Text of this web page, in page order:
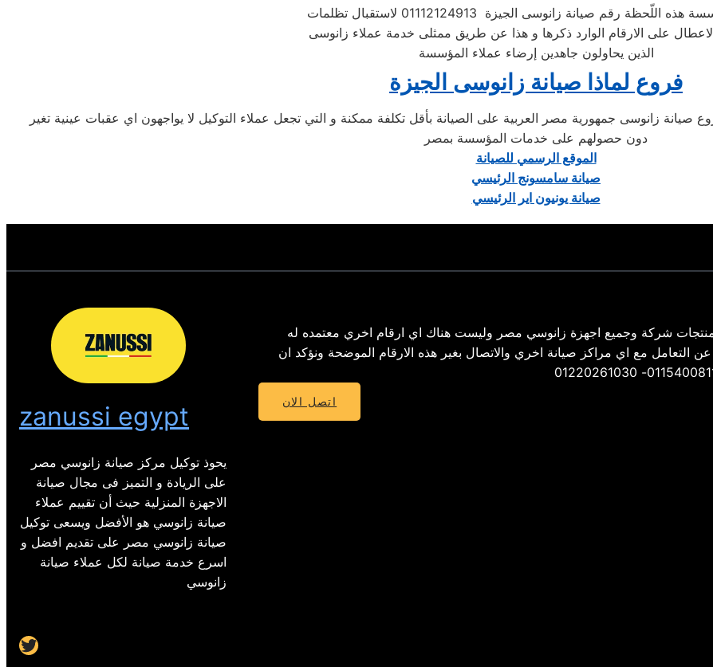
اللّحظة رقم صيانة زانوسى الجيزة 01112124913 لاستقبال تظلمات
على الارقام الوارد ذكرها و هذا عن طريق ممثلى خدمة عملاء زانوسى
الذين يحاولون جاهدين إرضاء عملاء المؤسسة
فروع لماذا صيانة زانوسى الجيزة
زانوسى جمهورية مصر العربية على الصيانة بأقل تكلفة ممكنة و التي تجعل عملاء التوكيل لا يواجهون اي عقبات عينية تغير
دون حصولهم على خدمات المؤسسة بمصر
الموقع الرسمي للصيانة
صيانة سامسونج الرئيسي
صيانة يونيون اير الرئيسي
zanussi egypt
يحوذ توكيل مركز صيانة زانوسي مصر
على الريادة و التميز فى مجال صيانة
الاجهزة المنزلية حيث أن تقييم عملاء
صيانة زانوسي هو الأفضل ويسعى توكيل
صيانة زانوسي مصر على تقديم افضل و
اسرع خدمة صيانة لكل عملاء صيانة
زانوسي
Twitter
شركة وجميع اجهزة زانوسي مصر وليست هناك اي ارقام اخري معتمده له
– ونحن لسنا مسأولون عن التعامل مع اي مراكز صيانة اخري والاتصال بغير هذه الارقام الموضحة ونؤكد ان
اتصل الان